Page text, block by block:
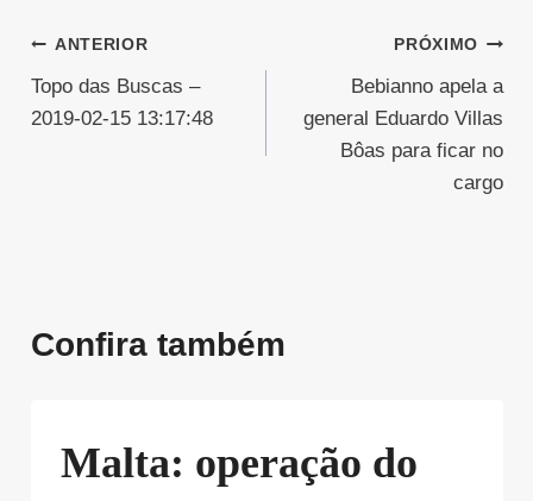
Navegação
de
ANTERIOR
Topo das Buscas –
2019-02-15 13:17:48
PRÓXIMO
Bebianno apela a
general Eduardo Villas
Bôas para ficar no
cargo
Confira também
Malta: operação do